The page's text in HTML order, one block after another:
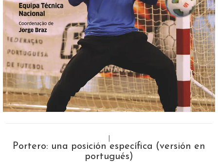
Portero: una posición específica (versión en
portugués)